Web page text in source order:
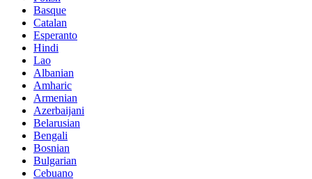
Basque
Catalan
Esperanto
Hindi
Lao
Albanian
Amharic
Armenian
Azerbaijani
Belarusian
Bengali
Bosnian
Bulgarian
Cebuano